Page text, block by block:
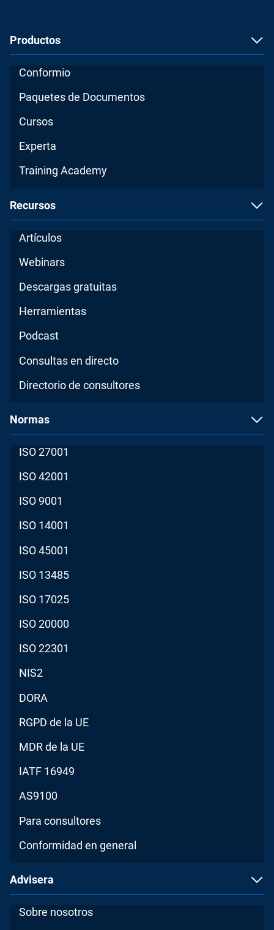
Productos
Conformio
Paquetes de Documentos
Cursos
Experta
Training Academy
Recursos
Artículos
Webinars
Descargas gratuitas
Herramientas
Podcast
Consultas en directo
Directorio de consultores
Normas
ISO 27001
ISO 42001
ISO 9001
ISO 14001
ISO 45001
ISO 13485
ISO 17025
ISO 20000
ISO 22301
NIS2
DORA
RGPD de la UE
MDR de la UE
IATF 16949
AS9100
Para consultores
Conformidad en general
Advisera
Sobre nosotros